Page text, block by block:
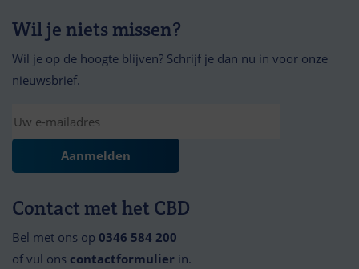
Wil je niets missen?
Wil je op de hoogte blijven? Schrijf je dan nu in voor onze
nieuwsbrief.
Contact met het CBD
Bel met ons op 0346 584 200
of vul ons contactformulier in.